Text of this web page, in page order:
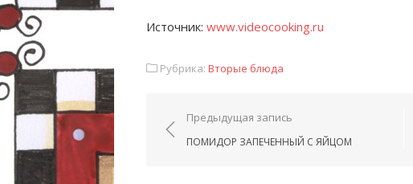
Источник: www.videocooking.ru
Рубрика: Вторые блюда
Навигация по записям
Предыдущая запись
ПОМИДОР ЗАПЕЧЕННЫЙ С ЯЙЦОМ